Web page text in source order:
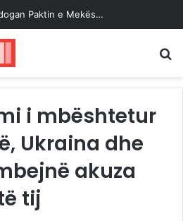
Paktin e Mekës…
i mbështetur
Ukraina dhe
akuza
tij